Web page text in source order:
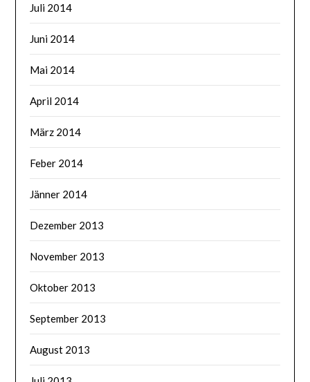
Juli 2014
Juni 2014
Mai 2014
April 2014
März 2014
Feber 2014
Jänner 2014
Dezember 2013
November 2013
Oktober 2013
September 2013
August 2013